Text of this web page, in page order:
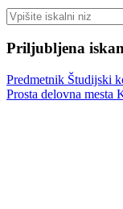
Priljubljena
Predmetnik Študijski
Prosta delovna mesta